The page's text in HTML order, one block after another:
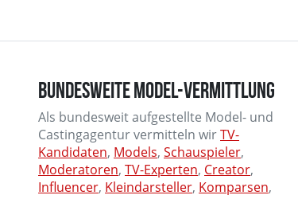
BUNDESWEITE MODEL-VERMITTLUNG
Als bundesweit aufgestellte Model- und
Castingagentur vermitteln wirTV-
Kandidaten, Models, Schauspieler,
Moderatoren, TV-Experten, Creator,
Influencer, Kleindarsteller, Komparsen,